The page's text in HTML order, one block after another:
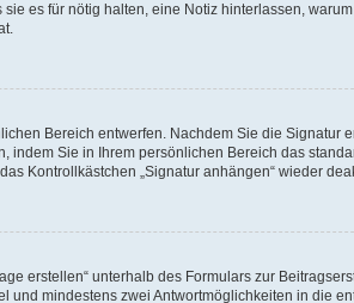
es für nötig halten, eine Notiz hinterlassen,
Bereich entwerfen. Nachdem Sie die Signatur
indem Sie in Ihrem persönlichen Bereich das
Kontrollkästchen „Signatur anhängen“ wieder
erstellen“ unterhalb des Formulars zur
mindestens zwei Antwortmöglichkeiten in die